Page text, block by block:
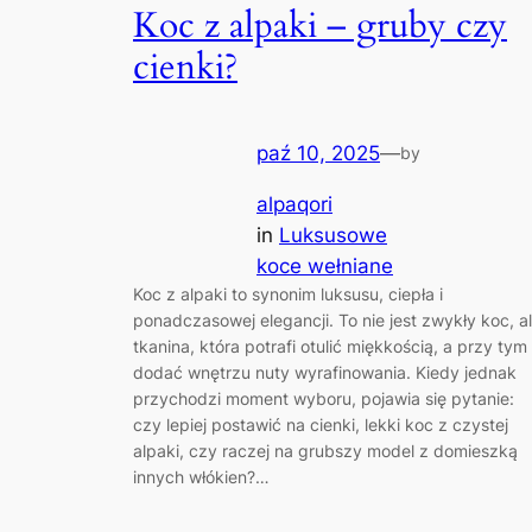
Koc z alpaki – gruby czy
cienki?
paź 10, 2025—by
alpaqori
in Luksusowe
koce wełniane
Koc z alpaki to synonim luksusu, ciepła i
ponadczasowej elegancji. To nie jest zwykły koc,
tkanina, która potrafi otulić miękkością, a przy tym
dodać wnętrzu nuty wyrafinowania. Kiedy jednak
przychodzi moment wyboru, pojawia się pytanie:
czy lepiej postawić na cienki, lekki koc z czystej
alpaki, czy raczej na grubszy model z domieszką
innych włókien?…